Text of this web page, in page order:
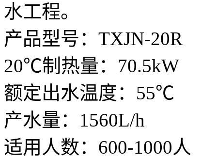
水工程。
产品型号：TXJN-20R
20℃制热量：70.5kW
额定出水温度：55℃
产水量：1560L/h
适用人数：600-1000人